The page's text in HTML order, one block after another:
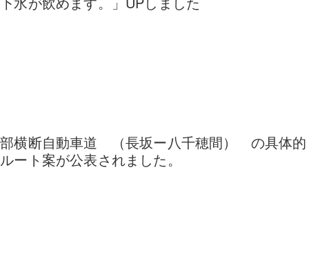
横断自動車道 （長坂ー八千穂間） の具体的
ート案が公表されました。